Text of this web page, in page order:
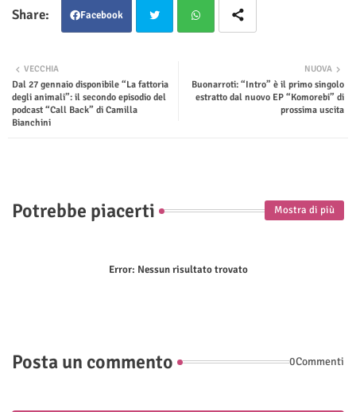
Facebook
ter tsap
NUOVA
Buonarroti: “Intro” è il primo singolo
estratto dal nuovo EP “Komorebi” di
prossima uscita
VECCHIA
Dal 27 gennaio disponibile “La fattoria
degli animali”: il secondo episodio del
podcast “Call Back” di Camilla
Bianchini
Potrebbe piacerti Mostra di più
Error: Nessun risultato trovato
Posta un commento 0Commenti